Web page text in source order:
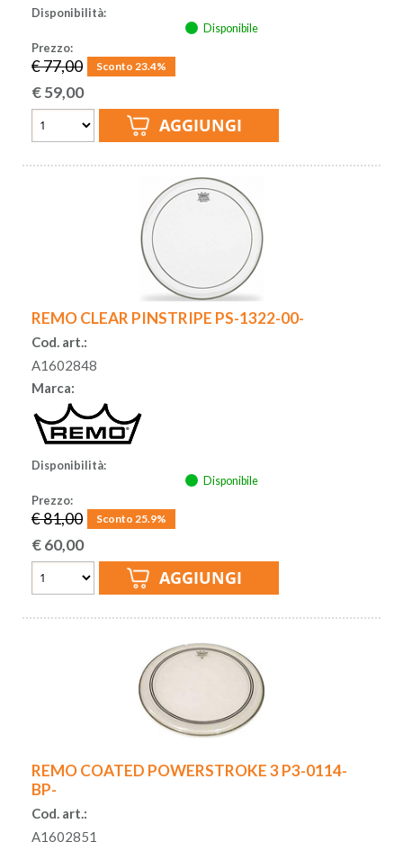
Disponibilità:
Disponibile
Prezzo:
€ 77,00 Sconto 23.4%
€59,00
REMO CLEAR PINSTRIPE PS-1322-00-
Cod. art.:
A1602848
Marca:
Disponibilità:
Disponibile
Prezzo:
€ 81,00 Sconto 25.9%
€60,00
REMO COATED POWERSTROKE 3 P3-0114-
BP-
Cod. art.:
A1602851